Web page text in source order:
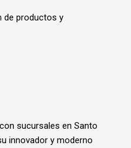
de productos y
sucursales en Santo
innovador y moderno